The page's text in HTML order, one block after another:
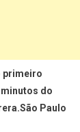
primeiro
do
Paulo